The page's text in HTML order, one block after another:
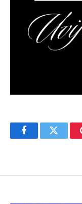
FacebookTwitter